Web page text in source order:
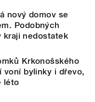
nový domov se
Podobných
kraji nedostatek
Krkonošského
voní bylinky i dřevo,
léto